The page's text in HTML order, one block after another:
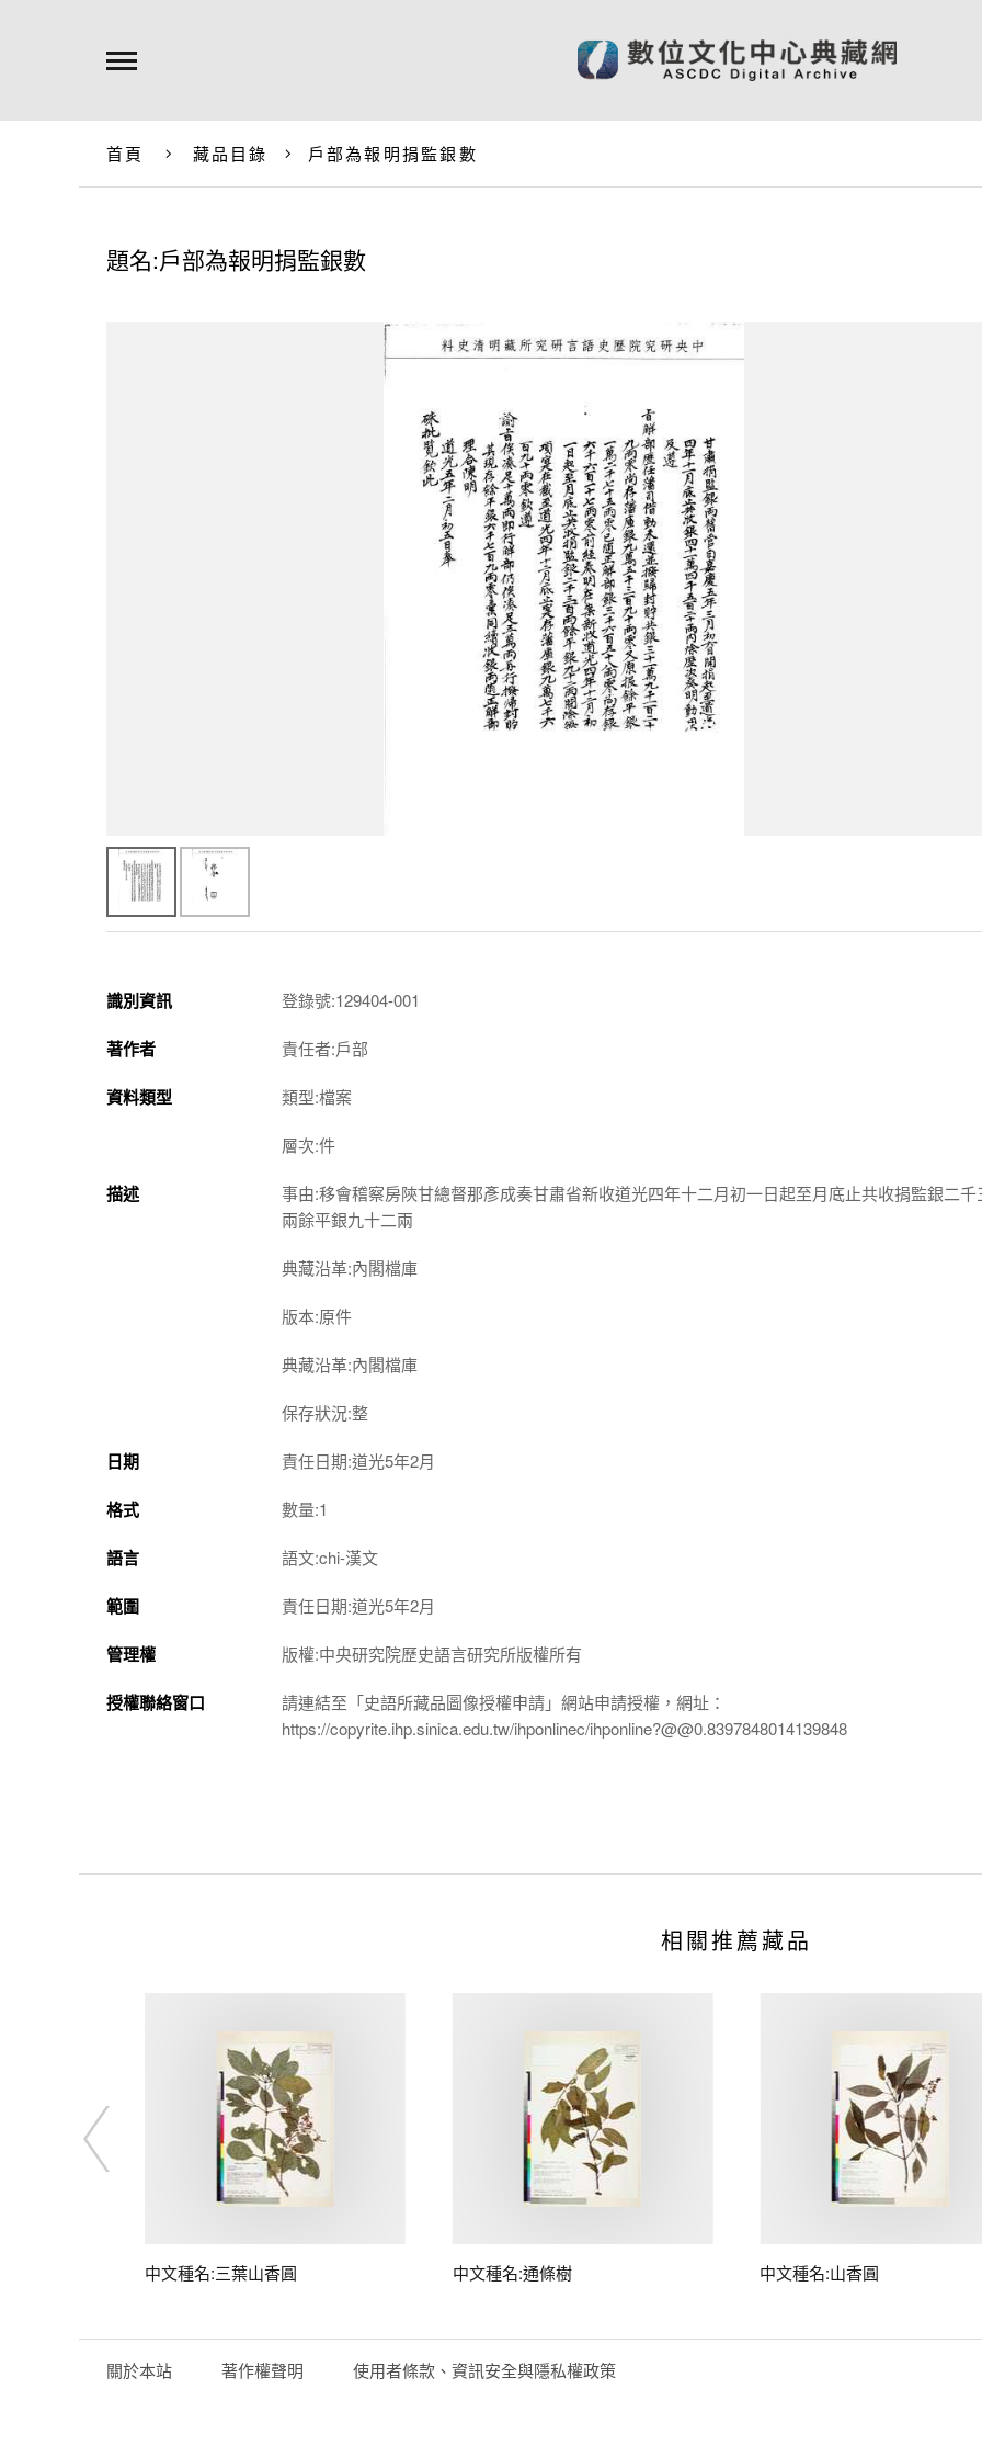
首頁 藏品目錄 戶部為報明捐監銀數
題名:戶部為報明捐監銀數
識別資訊 登錄號:129404-001
著作者 責任者:戶部
資料類型 類型:檔案
層次:件
描述
事由:移會稽察房陝甘總督那彥成奏甘肅省新收道光四年十二月初一日起至月底止共收捐監銀二千
兩餘平銀九十二兩
典藏沿革:內閣檔庫
版本:原件
典藏沿革:內閣檔庫
保存狀況:整
日期 責任日期:道光5年2月
格式 數量:1
語言 語文:chi-漢文
範圍 責任日期:道光5年2月
管理權 版權:中央研究院歷史語言研究所版權所有
授權聯絡窗口
請連結至「史語所藏品圖像授權申請」網站申請授權，網址：
https://copyrite.ihp.sinica.edu.tw/ihponlinec/ihponline?@@0.8397848014139848
相關推薦藏品
中文種名:三葉山香圓 中文種名:通條樹 中文種名:山香圓
關於本站 著作權聲明 使用者條款、資訊安全與隱私權政策